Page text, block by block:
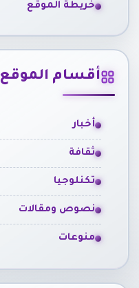
خريطة الموقع
أقسام الموقع
أخبار
ثقافة
تكنلوجيا
نصوص ومقالات
منوعات